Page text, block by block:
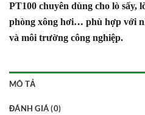
PT100 chuyên dùng cho lò sấy,
phòng xông hơi… phù hợp với
và môi trường công nghiệp.
MÔ TẢ
ĐÁNH GIÁ (0)